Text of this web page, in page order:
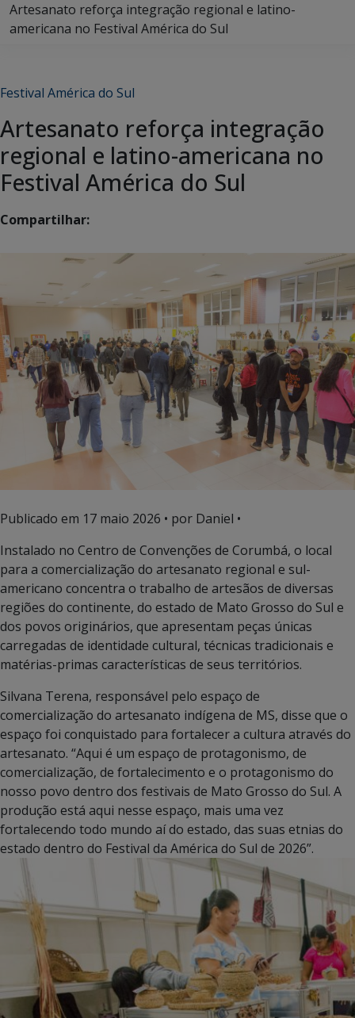
Artesanato reforça integração regional e latino-
americana no Festival América do Sul
Festival América do Sul
Artesanato reforça integração
regional e latino-americana no
Festival América do Sul
Compartilhar:
Publicado em 17 maio 2026 • por Daniel •
Instalado no Centro de Convenções de Corumbá, o local
para a comercialização do artesanato regional e sul-
americano concentra o trabalho de artesãos de diversas
regiões do continente, do estado de Mato Grosso do Sul e
dos povos originários, que apresentam peças únicas
carregadas de identidade cultural, técnicas tradicionais e
matérias-primas características de seus territórios.
Silvana Terena, responsável pelo espaço de
comercialização do artesanato indígena de MS, disse que o
espaço foi conquistado para fortalecer a cultura através do
artesanato. “Aqui é um espaço de protagonismo, de
comercialização, de fortalecimento e o protagonismo do
nosso povo dentro dos festivais de Mato Grosso do Sul. A
produção está aqui nesse espaço, mais uma vez
fortalecendo todo mundo aí do estado, das suas etnias do
estado dentro do Festival da América do Sul de 2026”.